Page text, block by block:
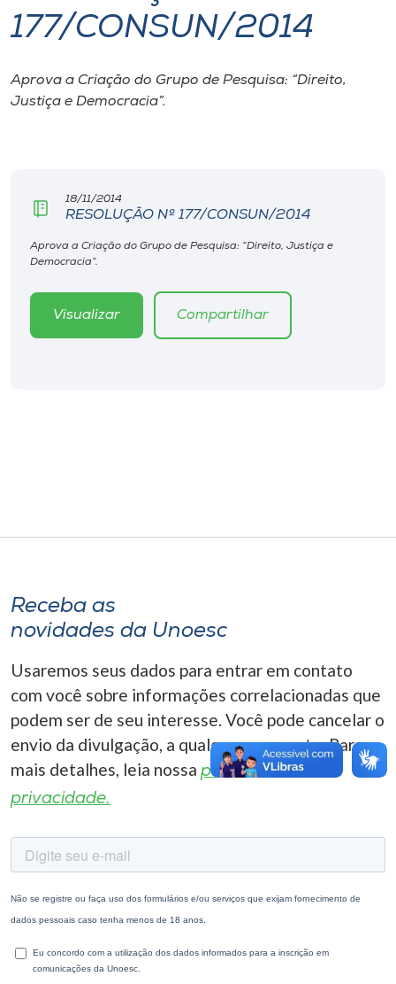
I.nova
Diplomados
CPA
Biblioteca
Editora
A-
177/CONSUN/2014
Aprova a Criação do Grupo de Pesquisa: “Direito,
Justiça e Democracia”.
18/11/2014
RESOLUÇÃO Nº 177/CONSUN/2014
Aprova a Criação do Grupo de Pesquisa: “Direito, Justiça e
Democracia”.
Visualizar Compartilhar
Receba as
novidades da Unoesc
Usaremos seus dados para entrar em contato
com você sobre informações correlacionadas que
podem ser de seu interesse. Você pode cancelar o
envio da divulgação, a qualquer momento. Para
mais detalhes, leia nossa política de
privacidade.